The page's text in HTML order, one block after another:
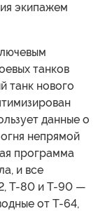
экипажем
танков
танк нового
данные о
непрямой
программа
и все
Т-80 и Т-90 —
от Т-64,